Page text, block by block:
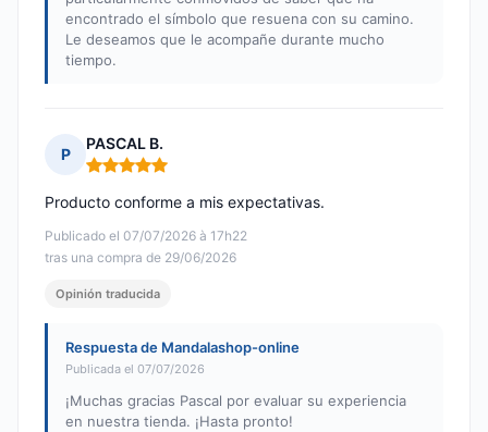
encontrado el símbolo que resuena con su camino.
Le deseamos que le acompañe durante mucho
tiempo.
P
PASCAL B.
Nota: 5 de 5
Publicado el 07/07/2026 à 17h22
tras una compra de 29/06/2026
Producto conforme a mis expectativas.
Opinión traducida
Respuesta de Mandalashop-online
Publicada el 07/07/2026
¡Muchas gracias Pascal por evaluar su experiencia
en nuestra tienda. ¡Hasta pronto!